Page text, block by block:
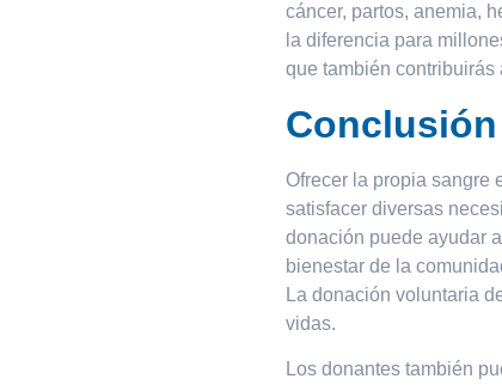
cáncer, partos, anemia,
la diferencia para
que también contribuirás
Conclusión
Ofrecer la propia sangre
satisfacer diversas
donación puede ayudar
bienestar de la
La donación voluntaria
vidas.
Los donantes también